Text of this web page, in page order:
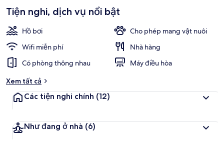
Tiện nghi, dịch vụ nổi bật
Hồ bơi
Cho phép mang vật nuôi
Wifi miễn phí
Nhà hàng
Có phòng thông nhau
Máy điều hòa
Xem tất cả
Các tiện nghi chính (12)
Như đang ở nhà (6)